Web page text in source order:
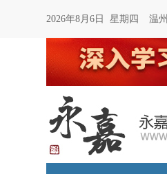
2026年8月6日 星期四 温州